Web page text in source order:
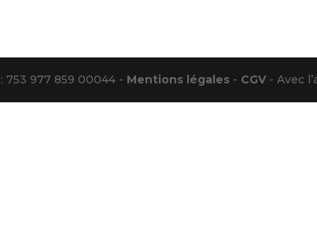
753 977 859 00044 - Mentions légales - CGV- Avec